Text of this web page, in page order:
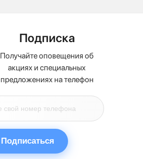
Подписка
Получайте оповещения об
акциях и специальных
предложениях на телефон
Подписаться